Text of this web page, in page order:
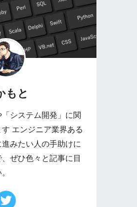
もと
「システム開発」に関
エンジニア業界ある
みたい人の手助けに
ぜひ色々と記事に目